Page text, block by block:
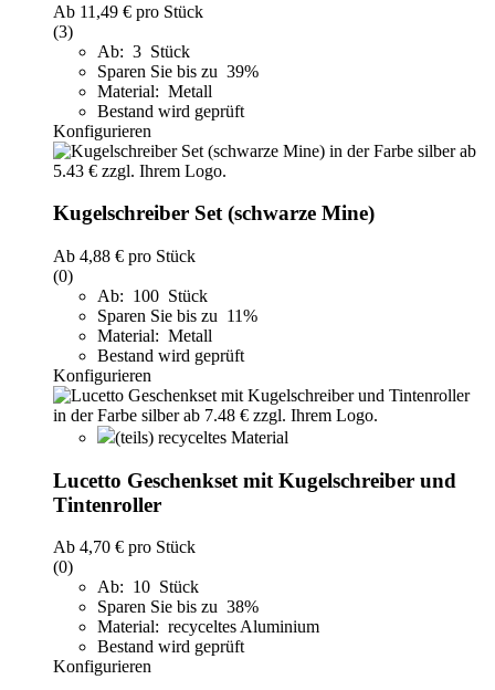
Ab 11,49 € pro Stück
(3)
Ab: 3 Stück
Sparen Sie bis zu 39%
Material: Metall
Bestand wird geprüft
Konfigurieren
Kugelschreiber Set (schwarze Mine)
Ab 4,88 € pro Stück
(0)
Ab: 100 Stück
Sparen Sie bis zu 11%
Material: Metall
Bestand wird geprüft
Konfigurieren
(teils) recyceltes Material
Lucetto Geschenkset mit Kugelschreiber und
Tintenroller
Ab 4,70 € pro Stück
(0)
Ab: 10 Stück
Sparen Sie bis zu 38%
Material: recyceltes Aluminium
Bestand wird geprüft
Konfigurieren